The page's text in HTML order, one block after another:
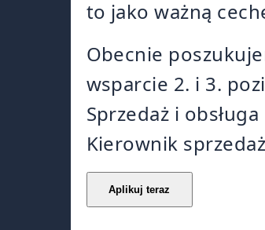
to jako ważną
Obecnie
wsparcie 2. i 3.
Sprzedaż i
Kierownik